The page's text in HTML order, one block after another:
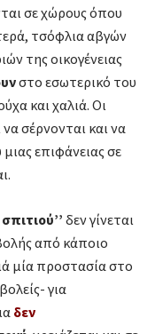
σε χώρους όπου
τσόφλια αβγών
της οικογένειας
στο εσωτερικό του
και χαλιά. Οι
σέρνονται και να
επιφάνειας σε
δεν γίνεται
από κάποιο
μία προστασία στο
για
δεν